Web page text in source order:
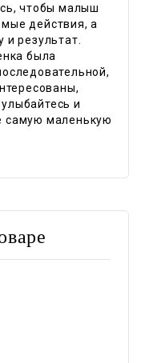
чтобы малыш
действия, а
и результат.
была
и
самую маленькую